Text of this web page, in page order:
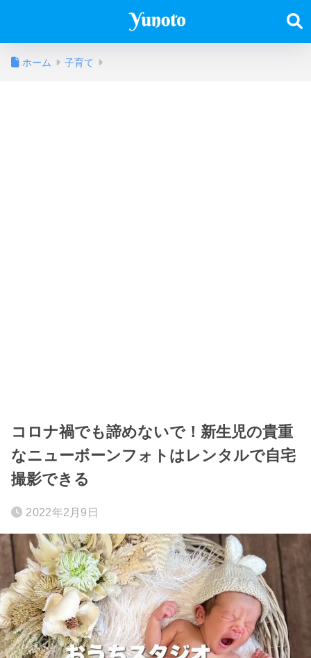
ホーム 子育て
コロナ禍でも諦めないで！新生児の貴重
なニューボーンフォトはレンタルで自宅
撮影できる
2022年2月9日